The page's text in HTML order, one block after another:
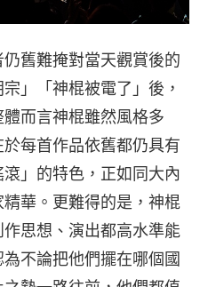
舊難掩對當天觀賞後的
」「神棍被電了」後，
而言神棍雖然風格多
每首作品依舊都仍具有
」的特色，正如同大內
華。更難得的是，神棍
思想、演出都高水準能
不論把他們擺在哪個國